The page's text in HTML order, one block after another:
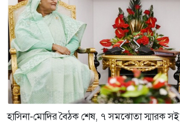
হাসিনা-মোদির বৈঠক শেষ, ৭ সমঝোতা স্মারক সই